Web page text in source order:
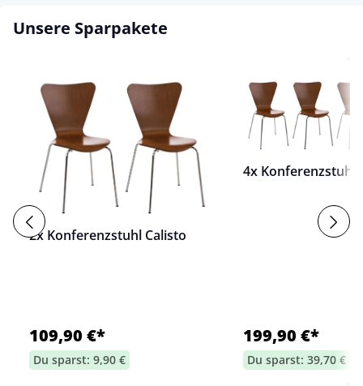
Unsere Sparpakete
2x Konferenzstuhl Calisto
109,90 €*
Du sparst: 9,90 €
4x Konferenzstuhl
199,90 €*
Du sparst: 39,70 €